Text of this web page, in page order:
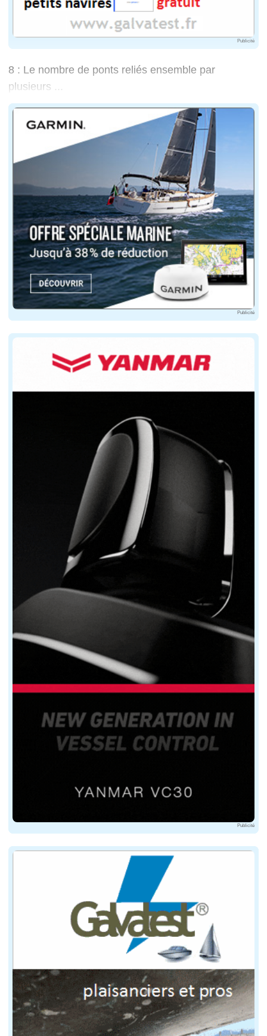
Publicité
8 : Le nombre de ponts reliés ensemble par
plusieurs ...
... ascenseurs et escaliers en colimaçon flottants
: C'est le nombre de moteurs. Le sailing Yacht A
: Ce sont les vitesses du Sailing
5 320 mn: Son autonomie
: C'est le nombre d'années de construction du
Le bateau a été livré début 2017 par l'équipe du
417 millions €: C'est son prix d'achat.
15,3 millions: C'est la somme réclamée par
4: C'est le nombre de moteurs. Le sailing Yacht A
16 /21 noeuds: Ce sont les vitesses du Sailing
Le bateau a été livré début 2017 par l'équipe du
: C'est son prix d'achat.
: C'est la somme réclamée par
Publicité
Publicité